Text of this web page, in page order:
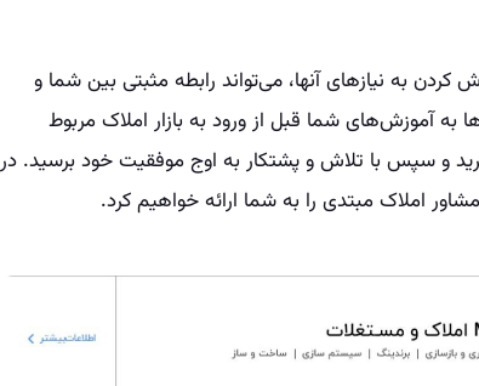
کردن به نیازهای آنها، می‌تواند رابطه مثبتی بین شما و
به آموزش‌های شما قبل از ورود به بازار املاک مربوط
و سپس با تلاش و پشتکار به اوج موفقیت خود برسید. در
املاک مبتدی را به شما ارائه خواهیم کرد.